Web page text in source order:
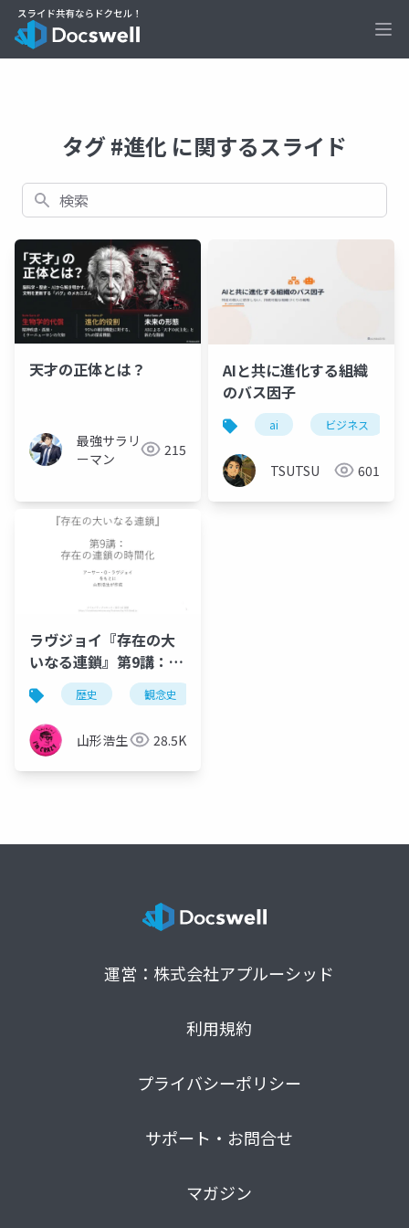
タグ #進化 に関するスライド
検索
天才の正体とは？
最強サラリ
ーマン
215
AIと共に進化する組織
のバス因子
ai ビジネス
TSUTSU 601
ラヴジョイ『存在の大
いなる連鎖』第9講：存
在の連鎖の時間化
歴史 観念史
山形浩生 28.5K
運営：株式会社アプルーシッド
利用規約
プライバシーポリシー
サポート・お問合せ
マガジン